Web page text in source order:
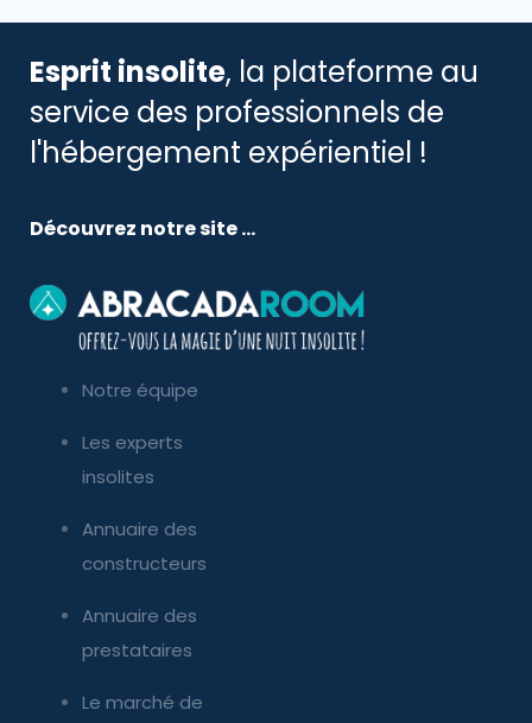
Esprit insolite, la plateforme au
service des professionnels de
l'hébergement expérientiel !
Découvrez notre site ...
Notre équipe
Les experts
insolites
Annuaire des
constructeurs
Annuaire des
prestataires
Le marché de